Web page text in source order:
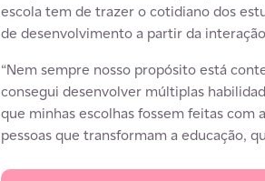
escola tem de trazer o cotidiano dos
de desenvolvimento a partir da
“Nem sempre nosso propósito está
consegui desenvolver múltiplas
que minhas escolhas fossem feitas com
pessoas que transformam a educação,